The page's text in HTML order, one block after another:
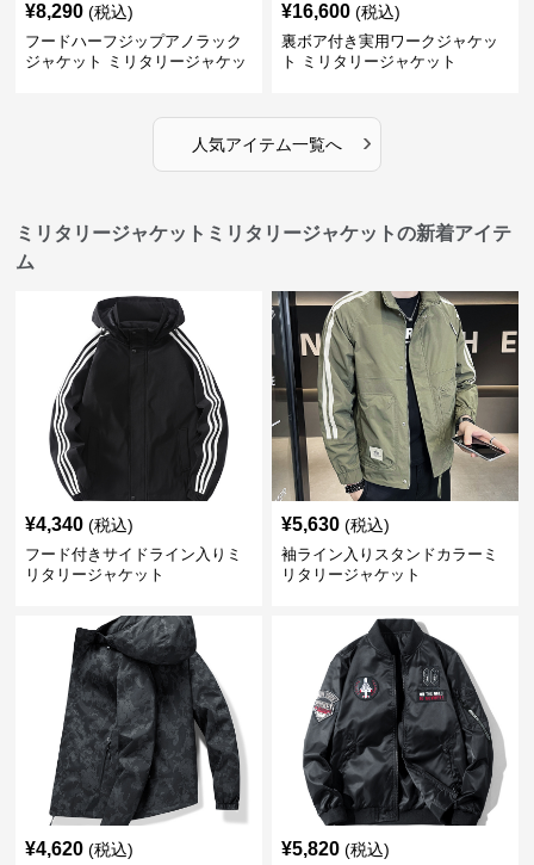
¥8,290 (税込)
フードハーフジップアノラック
ジャケット ミリタリージャケッ
¥16,600 (税込)
裏ボア付き実用ワークジャケッ
ト ミリタリージャケット
人気アイテム一覧へ ›
ミリタリージャケットミリタリージャケットの新着アイテ
ム
¥4,340 (税込)
フード付きサイドライン入りミ
リタリージャケット
¥5,630 (税込)
袖ライン入りスタンドカラーミ
リタリージャケット
¥4,620 (税込) ¥5,820 (税込)